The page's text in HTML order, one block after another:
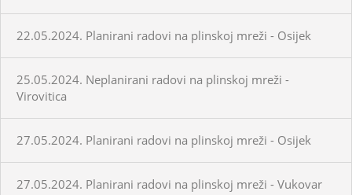
22.05.2024. Planirani radovi na plinskoj mreži - Osijek
25.05.2024. Neplanirani radovi na plinskoj mreži -
Virovitica
27.05.2024. Planirani radovi na plinskoj mreži - Osijek
27.05.2024. Planirani radovi na plinskoj mreži - Vukovar